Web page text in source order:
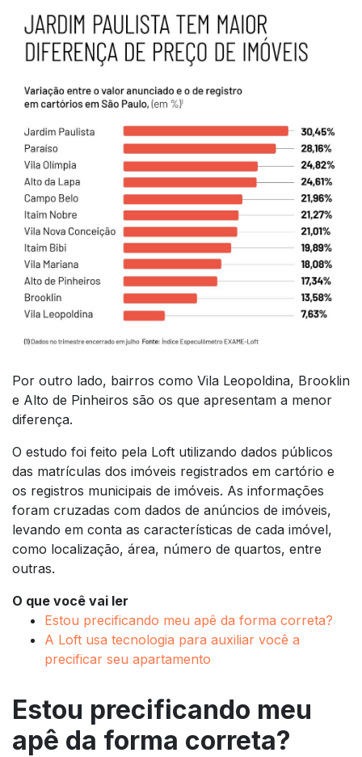
Por outro lado, bairros como Vila Leopoldina, Brooklin
e Alto de Pinheiros são os que apresentam a menor
diferença.
O estudo foi feito pela Loft utilizando dados públicos
das matrículas dos imóveis registrados em cartório e
os registros municipais de imóveis. As informações
foram cruzadas com dados de anúncios de imóveis,
levando em conta as características de cada imóvel,
como localização, área, número de quartos, entre
outras.
O que você vai ler
Estou precificando meu apê da forma correta?
A Loft usa tecnologia para auxiliar você a
precificar seu apartamento
Estou precificando meu
apê da forma correta?